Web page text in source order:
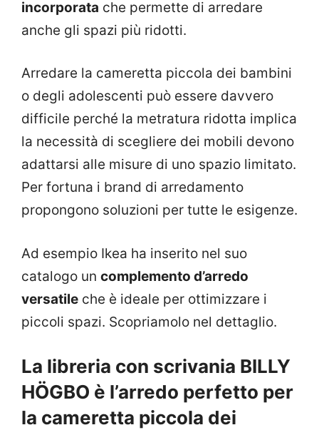
incorporata che permette di arredare
anche gli spazi più ridotti.
Arredare la cameretta piccola dei bambini
o degli adolescenti può essere davvero
difficile perché la metratura ridotta implica
la necessità di scegliere dei mobili devono
adattarsi alle misure di uno spazio limitato.
Per fortuna i brand di arredamento
propongono soluzioni per tutte le esigenze.
Ad esempio Ikea ha inserito nel suo
catalogo un complemento d’arredo
versatile che è ideale per ottimizzare i
piccoli spazi. Scopriamolo nel dettaglio.
La libreria con scrivania BILLY
HÖGBO è l’arredo perfetto per
la cameretta piccola dei